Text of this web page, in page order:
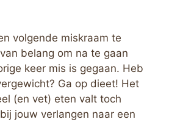
volgende miskraam te
belang om na te gaan
keer mis is gegaan. Heb
Ga op dieet! Het
(en vet) eten valt toch
jouw verlangen naar een